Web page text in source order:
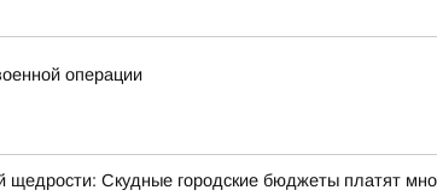
операции
щедрости: Скудные городские бюджеты платят